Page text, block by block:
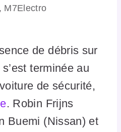
M7Electro
de débris sur
terminée au
de sécurité,
. Robin Frijns
Buemi (Nissan) et